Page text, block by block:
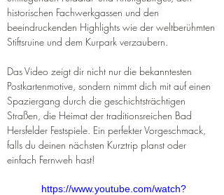
historischen Fachwerkgassen und den
beeindruckenden Highlights wie der weltberühmten
Stiftsruine und dem Kurpark verzaubern.
Das Video zeigt dir nicht nur die bekanntesten
Postkartenmotive, sondern nimmt dich mit auf einen
Spaziergang durch die geschichtsträchtigen
Straßen, die Heimat der traditionsreichen Bad
Hersfelder Festspiele. Ein perfekter Vorgeschmack,
falls du deinen nächsten Kurztrip planst oder
einfach Fernweh hast!
https://www.youtube.com/watch?